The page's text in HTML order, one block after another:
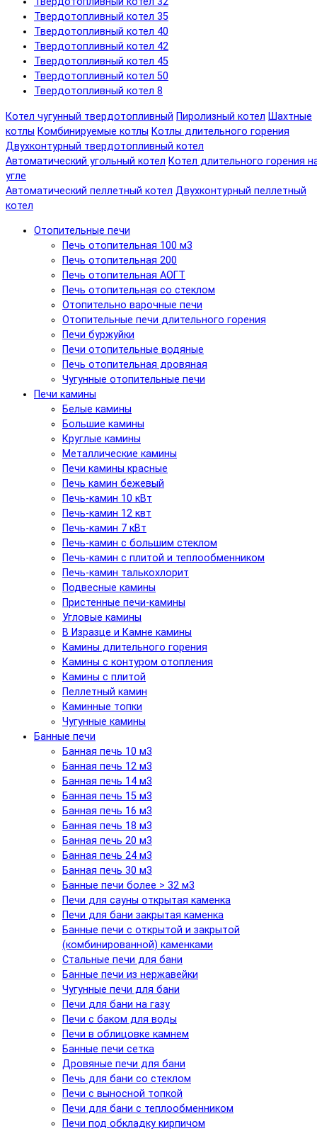
Твердотопливный котел 35
Твердотопливный котел 40
Твердотопливный котел 42
Твердотопливный котел 45
Твердотопливный котел 50
Твердотопливный котел 8
Котел чугунный твердотопливный Пиролизный котел Шахтные
котлы Комбинируемые котлы Котлы длительного горения
Двухконтурный твердотопливный котел
Автоматический угольный котел Котел длительного горения
угле
Автоматический пеллетный котел Двухконтурный пеллетный
котел
Отопительные печи
Печь отопительная 100 м3
Печь отопительная 200
Печь отопительная АОГТ
Печь отопительная со стеклом
Отопительно варочные печи
Отопительные печи длительного горения
Печи буржуйки
Печи отопительные водяные
Печь отопительная дровяная
Чугунные отопительные печи
Печи камины
Белые камины
Большие камины
Круглые камины
Металлические камины
Печи камины красные
Печь камин бежевый
Печь-камин 10 кВт
Печь-камин 12 квт
Печь-камин 7 кВт
Печь-камин с большим стеклом
Печь-камин с плитой и теплообменником
Печь-камин талькохлорит
Подвесные камины
Пристенные печи-камины
Угловые камины
В Изразце и Камне камины
Камины длительного горения
Камины с контуром отопления
Камины с плитой
Пеллетный камин
Каминные топки
Чугунные камины
Банные печи
Банная печь 10 м3
Банная печь 12 м3
Банная печь 14 м3
Банная печь 15 м3
Банная печь 16 м3
Банная печь 18 м3
Банная печь 20 м3
Банная печь 24 м3
Банная печь 30 м3
Банные печи более > 32 м3
Печи для сауны открытая каменка
Печи для бани закрытая каменка
Банные печи с открытой и закрытой
(комбинированной) каменками
Стальные печи для бани
Банные печи из нержавейки
Чугунные печи для бани
Печи для бани на газу
Печи с баком для воды
Печи в облицовке камнем
Банные печи сетка
Дровяные печи для бани
Печь для бани со стеклом
Печи с выносной топкой
Печи для бани с теплообменником
Печи под обкладку кирпичом